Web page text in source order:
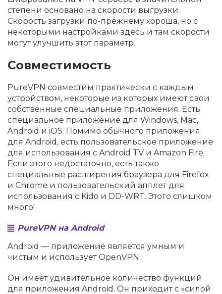
степени основано на скорости выгрузки.
Скорость загрузки по-прежнему хороша, но с
некоторыми настройками здесь и там скорости
могут улучшить этот параметр.
Совместимость
PureVPN совместим практически с каждым
устройством, некоторые из которых имеют свои
собственные специальные приложения. Есть
специальное приложение для Windows, Мас,
Android и iOS. Помимо обычного приложения
для Android, есть пользовательское приложение
для использования с Android TV и Amazon Fire.
Если этого недостаточно, есть также
специальные расширения браузера для Firefox
и Chrome и пользовательский апплет для
использования с Kido и DD-WRT. Этого слишком
много!
PureVPN на Android
Android — приложение является умным и
чистым и использует OpenVPN.
Он имеет удивительное количество функций
для приложения Android. Он приходит с «силой